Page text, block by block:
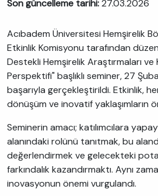
Son güncelleme tarihi:27.03.2026
Acıbadem Üniversitesi Hemşirelik
Etkinlik Komisyonu tarafından
Destekli Hemşirelik Araştırmaları
Perspektifi" başlıklı seminer, 27
başarıyla gerçekleştirildi. Etkinlik,
dönüşüm ve inovatif yaklaşımların
Seminerin amacı; katılımcılara
alanındaki rolünü tanıtmak, bu
değerlendirmek ve gelecekteki
farkındalık kazandırmaktı. Aynı
inovasyonun önemi vurgulandı.